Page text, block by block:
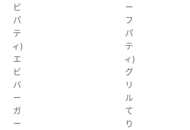
ビ
パ
テ
ィ)
エ
ビ
バ
ー
ガ
ー
ー
フ
パ
テ
ィ)
グ
リ
ル
て
り